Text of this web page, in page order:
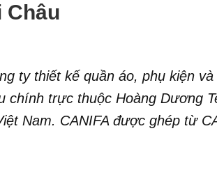
Châu
ty thiết kế quần áo, phụ kiện
chính trực thuộc Hoàng Dương
Nam. CANIFA được ghép từ